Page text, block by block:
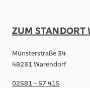
ZUM STANDORT
Münsterstraße 34
48231 Warendorf
02581 - 57 415